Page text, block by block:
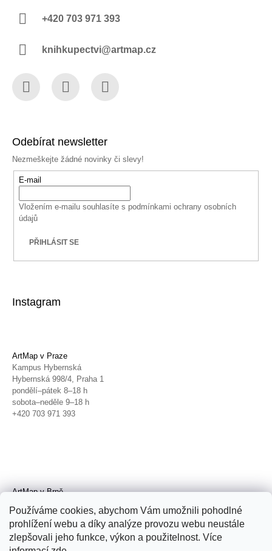
Používáme cookies, abychom Vám umožnili pohodlné
prohlížení webu a díky analýze provozu webu neustále
zlepšovali jeho funkce, výkon a použitelnost. Více
+420 703 971 393
knihkupectvi@artmap.cz
Odebírat newsletter
Nezmeškejte žádné novinky či slevy!
E-mail
Vložením e-mailu souhlasíte s podmínkami ochrany osobních
údajů
PŘIHLÁSIT SE
Instagram
ArtMap v Praze
Kampus Hybernská
Hybernská 998/4, Praha 1
pondělí–pátek 8–18 h
sobota–neděle 9–18 h
+420 703 971 393
ArtMap v Brně
Radnická 4, Brno
úterý–pátek 11–19 h
sobota 14–19 h